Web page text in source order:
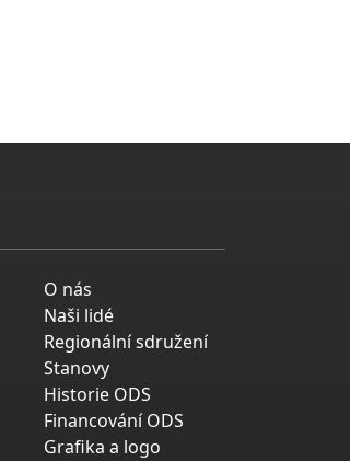
O nás
Naši lidé
Regionální sdružení
Stanovy
Historie ODS
Financování ODS
Grafika a logo